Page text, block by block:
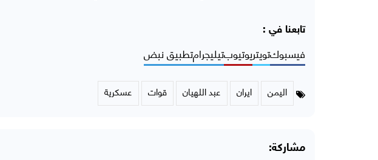
تابعنا في :
فيسبوكتويتريوتيوبتيليجرامتطبيق نبض
اليمن ايران عبد اللهيان قوات عسكرية
مشاركة: